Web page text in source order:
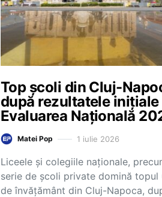
Top școli din Cluj-
după rezultatele inițiale
Evaluarea Națională
Matei Pop 1 iulie 2026
Liceele și colegiile naționale,
serie de școli private domină
de învățământ din Cluj-Napoca,